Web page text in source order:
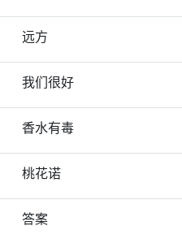
远方
我们很好
香水有毒
桃花诺
答案